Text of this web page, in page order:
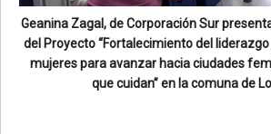
Geanina Zagal, de Corporación Sur
del Proyecto “Fortalecimiento del
mujeres para avanzar hacia ciudades
que cuidan” en la comuna de